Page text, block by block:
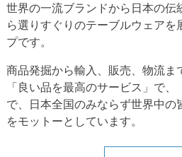
世界の一流ブランドから日本の伝
ら選りすぐりのテーブルウェアを
プです。
商品発掘から輸入、販売、物流ま
「良い品を最高のサービス」で、
で、日本全国のみならず世界中の
をモットーとしています。